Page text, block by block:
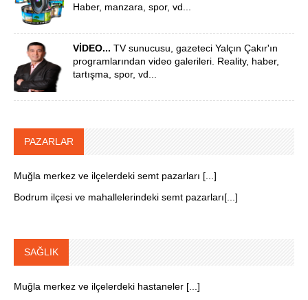
Haber, manzara, spor, vd...
VİDEO... TV sunucusu, gazeteci Yalçın Çakır'ın
programlarından video galerileri. Reality, haber,
tartışma, spor, vd...
PAZARLAR
Muğla merkez ve ilçelerdeki semt pazarları [...]
Bodrum ilçesi ve mahallelerindeki semt pazarları[...]
SAĞLIK
Muğla merkez ve ilçelerdeki hastaneler [...]